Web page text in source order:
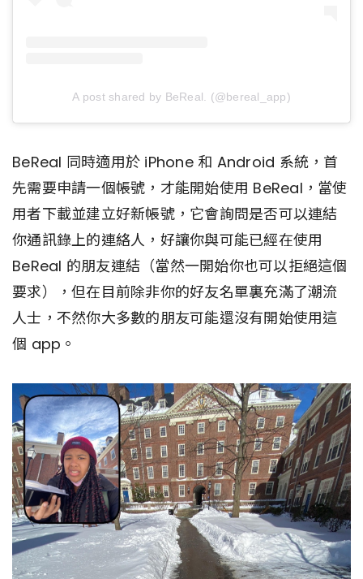
A post shared by BeReal. (@bereal_app)
BeReal 同時適用於 iPhone 和 Android 系統，首
先需要申請一個帳號，才能開始使用 BeReal，當使
用者下載並建立好新帳號，它會詢問是否可以連結
你通訊錄上的連絡人，好讓你與可能已經在使用
BeReal 的朋友連結（當然一開始你也可以拒絕這個
要求），但在目前除非你的好友名單裏充滿了潮流
人士，不然你大多數的朋友可能還沒有開始使用這
個 app。